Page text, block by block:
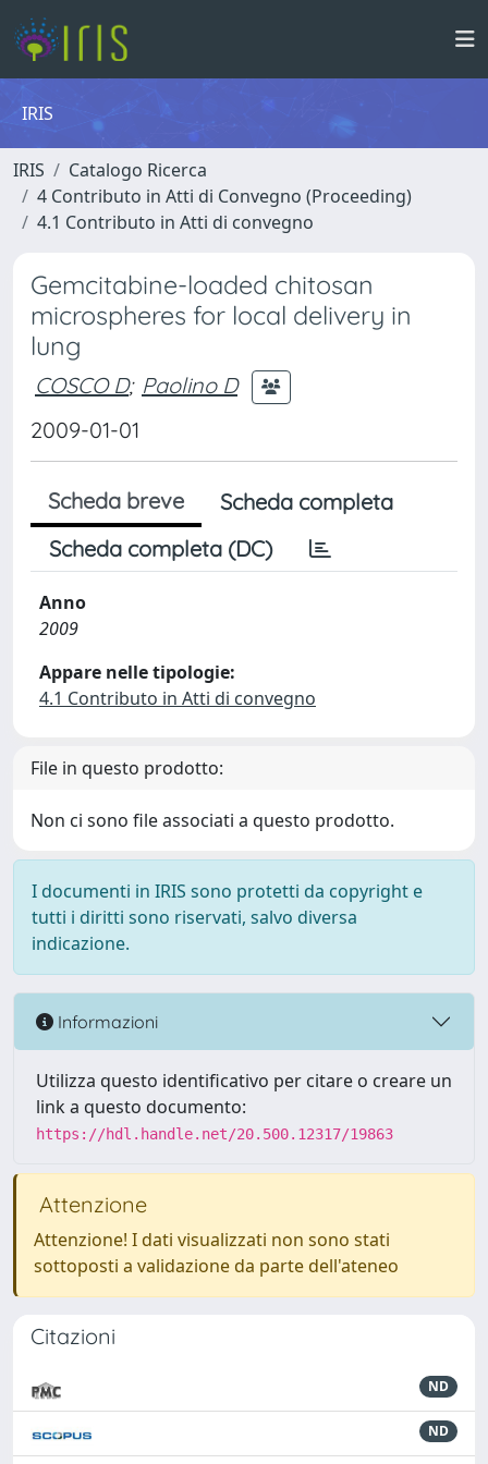
IRIS
IRIS
Catalogo Ricerca
4 Contributo in Atti di Convegno (Proceeding)
4.1 Contributo in Atti di convegno
Gemcitabine-loaded chitosan
microspheres for local delivery in
lung
COSCO D; Paolino D
2009-01-01
Scheda breve
Scheda completa
Scheda completa (DC)
Anno
2009
Appare nelle tipologie:
4.1 Contributo in Atti di convegno
File in questo prodotto:
Non ci sono file associati a questo prodotto.
I documenti in IRIS sono protetti da copyright e
tutti i diritti sono riservati, salvo diversa
indicazione.
Informazioni
Utilizza questo identificativo per citare o creare un
link a questo documento:
https://hdl.handle.net/20.500.12317/19863
Attenzione
Attenzione! I dati visualizzati non sono stati
sottoposti a validazione da parte dell'ateneo
Citazioni
ND
ND